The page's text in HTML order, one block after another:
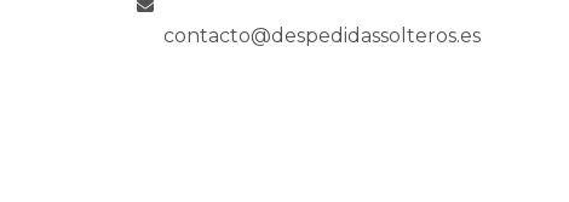
contacto@despedidassolteros.es